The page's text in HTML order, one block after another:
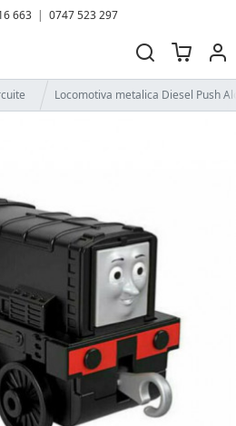
663 | 0747 523 297
Locomotiva metalica Diesel Push